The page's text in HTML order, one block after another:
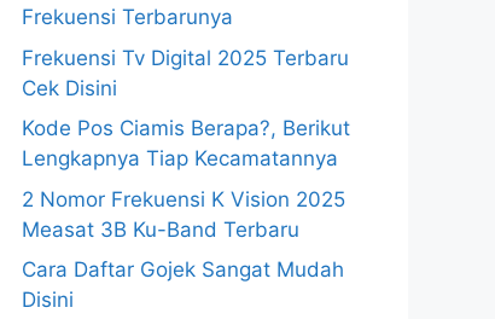
Frekuensi Terbarunya
Frekuensi Tv Digital 2025 Terbaru
Cek Disini
Kode Pos Ciamis Berapa?, Berikut
Lengkapnya Tiap Kecamatannya
2 Nomor Frekuensi K Vision 2025
Measat 3B Ku-Band Terbaru
Cara Daftar Gojek Sangat Mudah
Disini